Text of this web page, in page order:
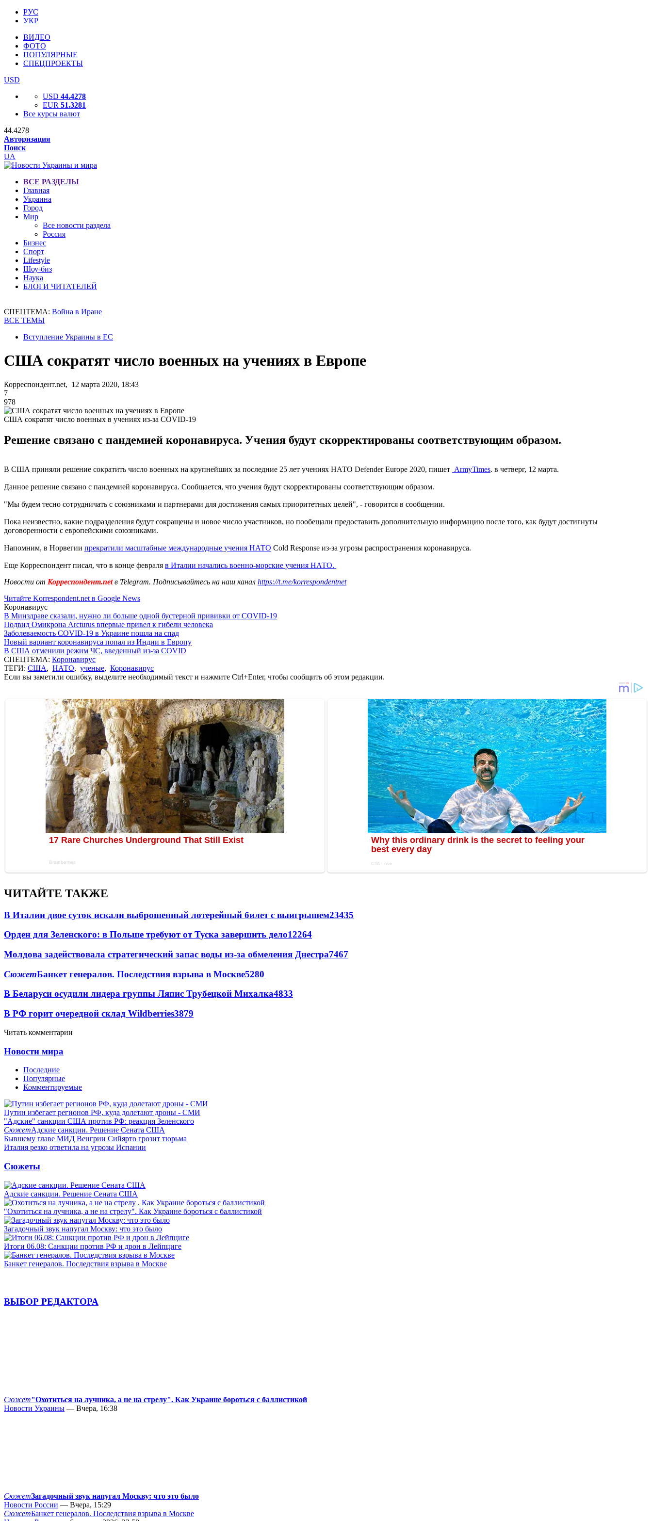
РУС
УКР
ВИДЕО
ФОТО
ПОПУЛЯРНЫЕ
СПЕЦПРОЕКТЫ
USD
USD 44.4278
EUR 51.3281
Все курсы валют
44.4278
Авторизация
Поиск
UA
ВСЕ РАЗДЕЛЫ
Главная
Украина
Город
Мир
Все новости раздела
Россия
Бизнес
Спорт
Lifestyle
Шоу-биз
Наука
БЛОГИ ЧИТАТЕЛЕЙ
СПЕЦТЕМА: Война в Иране
ВСЕ ТЕМЫ
Вступление Украины в ЕС
США сократят число военных на учениях в Европе
Корреспондент.net, 12 марта 2020, 18:43
7
978
США сократят число военных в учениях из-за COVID-19
Решение связано с пандемией коронавируса. Учения будут скорректированы соответствующим образом.
В США приняли решение сократить число военных на крупнейших за последние 25 лет учениях НАТО Defender Europe 2020, пишет ArmyTimes. в четверг, 12 марта.
Данное решение связано с пандемией коронавируса. Сообщается, что учения будут скорректированы соответствующим образом.
"Мы будем тесно сотрудничать с союзниками и партнерами для достижения самых приоритетных целей", - говорится в сообщении.
Пока неизвестно, какие подразделения будут сокращены и новое число участников, но пообещали предоставить дополнительную информацию после того, как будут достигнуты
договоренности с европейскими союзниками.
Напомним, в Норвегии прекратили масштабные международные учения НАТО Cold Response из-за угрозы распространения коронавируса.
Еще Корреспондент писал, что в конце февраля в Италии начались военно-морские учения НАТО.
Новости от Корреспондент.netв Telegram. Подписывайтесь на наш канал https://t.me/korrespondentnet
Читайте Korrespondent.net в Google News
Коронавирус
В Минздраве сказали, нужно ли больше одной бустерной прививки от COVID-19
Подвид Омикрона Arcturus впервые привел к гибели человека
Заболеваемость COVID-19 в Украине пошла на спад
Новый вариант коронавируса попал из Индии в Европу
В США отменили режим ЧС, введенный из-за COVID
СПЕЦТЕМА: Коронавирус
ТЕГИ: США, НАТО, ученые, Коронавирус
Если вы заметили ошибку, выделите необходимый текст и нажмите Ctrl+Enter, чтобы сообщить об этом редакции.
ЧИТАЙТЕ ТАКЖЕ
В Италии двое суток искали выброшенный лотерейный билет с выигрышем23435
Орден для Зеленского: в Польше требуют от Туска завершить дело12264
Молдова задействовала стратегический запас воды из-за обмеления Днестра7467
СюжетБанкет генералов. Последствия взрыва в Москве5280
В Беларуси осудили лидера группы Ляпис Трубецкой Михалка4833
В РФ горит очередной склад Wildberries3879
Читать комментарии
Новости мира
Последние
Популярные
Комментируемые
Путин избегает регионов РФ, куда долетают дроны - СМИ
"Адские" санкции США против РФ: реакция Зеленского
СюжетАдские санкции. Решение Сената США
Бывшему главе МИД Венгрии Сийярто грозит тюрьма
Италия резко ответила на угрозы Испании
Сюжеты
Адские санкции. Решение Сената США
"Охотиться на лучника, а не на стрелу". Как Украине бороться с баллистикой
Загадочный звук напугал Москву: что это было
Итоги 06.08: Санкции против РФ и дрон в Лейпциге
Банкет генералов. Последствия взрыва в Москве
ВЫБОР РЕДАКТОРА
Сюжет"Охотиться на лучника, а не на стрелу". Как Украине бороться с баллистикой
Новости Украины — Вчера, 16:38
СюжетЗагадочный звук напугал Москву: что это было
Новости России — Вчера, 15:29
СюжетБанкет генералов. Последствия взрыва в Москве